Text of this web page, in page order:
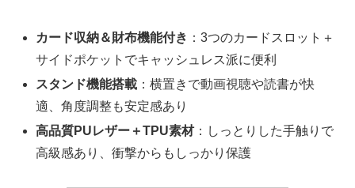
カード収納＆財布機能付き ：3つのカードスロット＋
サイドポケットでキャッシュレス派に便利
スタンド機能搭載 ：横置きで動画視聴や読書が快
適、角度調整も安定感あり
高品質PUレザー＋TPU素材：しっとりした手触りで
高級感あり、衝撃からもしっかり保護